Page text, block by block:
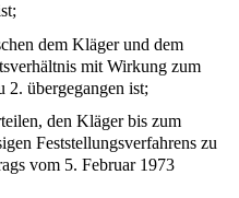
dem Kläger und dem
mit Wirkung zum
übergegangen ist;
den Kläger bis zum
Feststellungsverfahrens zu
vom 5. Februar 1973